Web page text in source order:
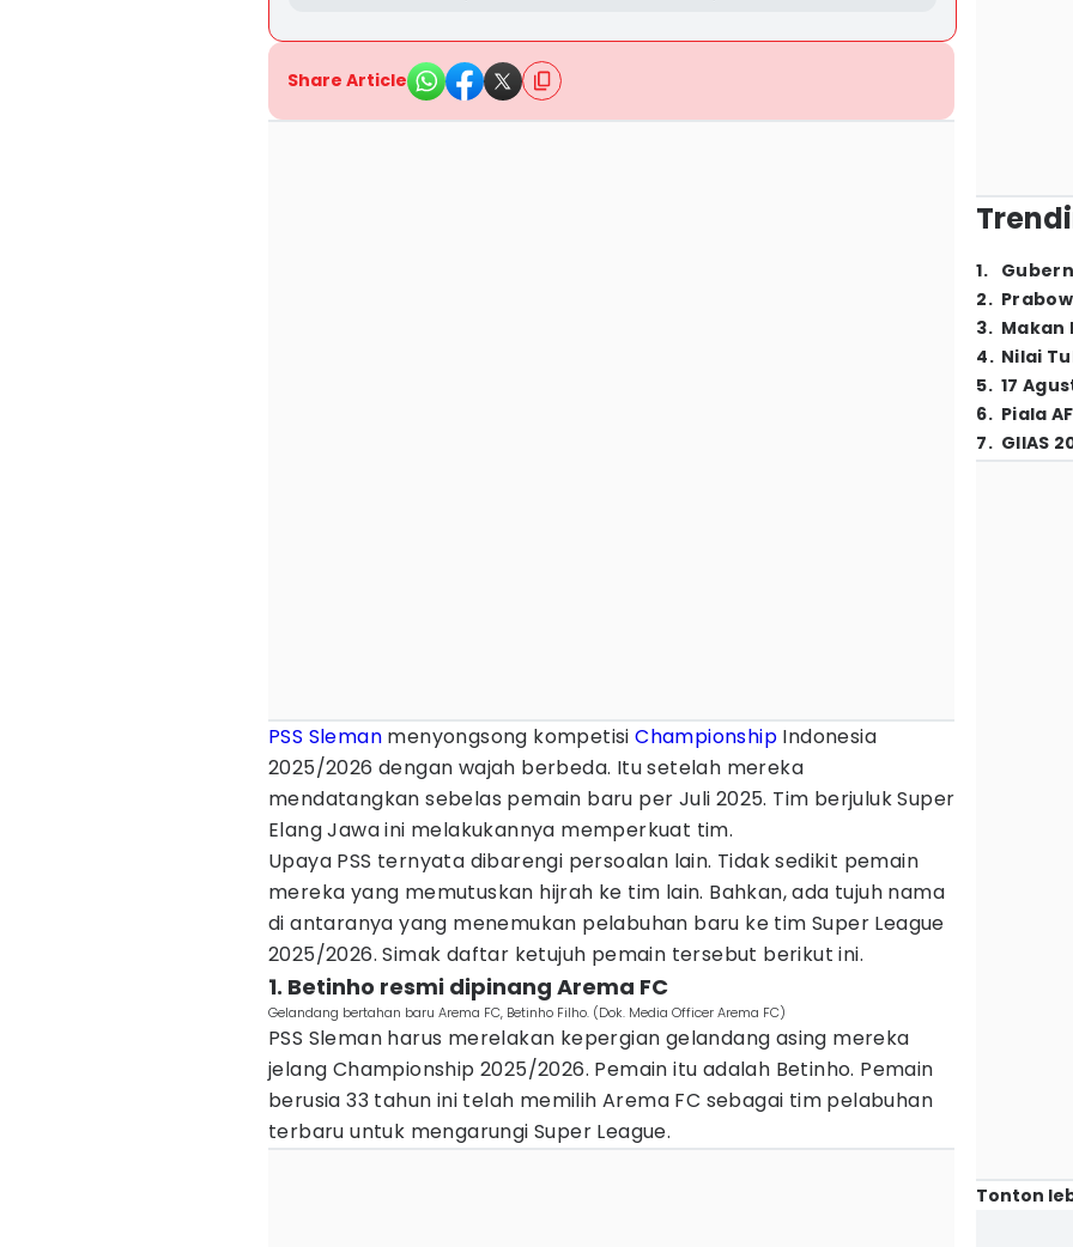
Share Article
PSS Sleman menyongsong kompetisiChampionship Indonesia
2025/2026 dengan wajah berbeda. Itu setelah mereka
mendatangkan sebelas pemain baru per Juli 2025. Tim berjuluk Super
Elang Jawa ini melakukannya memperkuat tim.
Upaya PSS ternyata dibarengi persoalan lain. Tidak sedikit pemain
mereka yang memutuskan hijrah ke tim lain. Bahkan, ada tujuh nama
di antaranya yang menemukan pelabuhan baru ke tim Super League
2025/2026. Simak daftar ketujuh pemain tersebut berikut ini.
1. Betinho resmi dipinang Arema FC
Gelandang bertahan baru Arema FC, Betinho Filho. (Dok. Media Officer Arema FC)
PSS Sleman harus merelakan kepergian gelandang asing mereka
jelang Championship 2025/2026. Pemain itu adalah Betinho. Pemain
berusia 33 tahun ini telah memilih Arema FC sebagai tim pelabuhan
terbaru untuk mengarungi Super League.
1.
2.
3. Makan
4. Nilai
5. 17
6. Piala
7. GIIAS
Tonton